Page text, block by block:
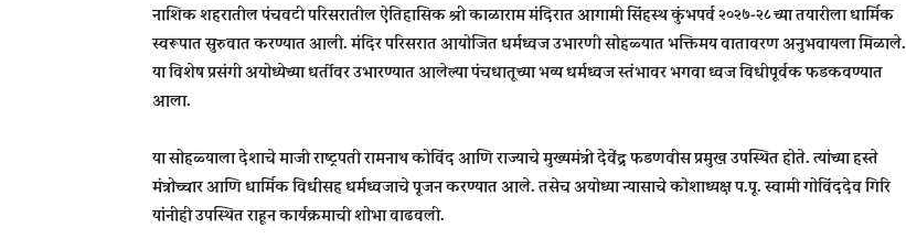
नाशिक शहरातील पंचवटी परिसरातील ऐतिहासिक श्री काळाराम मंदिरात आगामीसिंहस्थ कुंभपर्व २०२७-२८च्या तयारीला धार्मिक
स्वरूपात सुरुवात करण्यात आली. मंदिर परिसरात आयोजित धर्मध्वज उभारणी सोहळ्यात भक्तिमय वातावरण अनुभवायला मिळाले.
या विशेष प्रसंगी अयोध्येच्या धर्तीवर उभारण्यात आलेल्या पंचधातूच्या भव्य धर्मध्वज स्तंभावर भगवा ध्वज विधीपूर्वक फडकवण्यात
आला.
या सोहळ्याला देशाचे माजी राष्ट्रपतीरामनाथ कोविंदआणि राज्याचे मुख्यमंत्रीदेवेंद्र फडणवीसप्रमुख उपस्थित होते. त्यांच्या हस्ते
मंत्रोच्चार आणि धार्मिक विधींसह धर्मध्वजाचे पूजन करण्यात आले. तसेच अयोध्या न्यासाचे कोशाध्यक्ष प.पू. स्वामी गोविंददेव गिरि
यांनीही उपस्थित राहून कार्यक्रमाची शोभा वाढवली.